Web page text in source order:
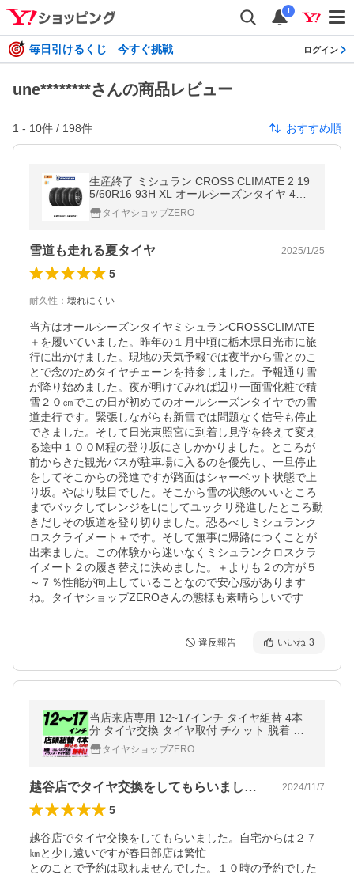
i
毎日引けるくじ 今すぐ挑戦 ログイン
une********さんの商品レビュー
1 - 10件 / 198件 おすすめ順
生産終了 ミシュラン CROSS CLIMATE 2 19
5/60R16 93H XL オールシーズンタイヤ 4本
セットタイヤショップZERO
雪道も走れる夏タイヤ 2025/1/25
5
耐久性 ： 壊れにくい
当方はオールシーズンタイヤミシュランCROSSCLIMATE
＋を履いていました。昨年の１月中頃に栃木県日光市に旅
行に出かけました。現地の天気予報では夜半から雪とのこ
とで念のためタイヤチェーンを持参しました。予報通り雪
が降り始めました。夜が明けてみれば辺り一面雪化粧で積
雪２０㎝でこの日が初めてのオールシーズンタイヤでの雪
道走行です。緊張しながらも新雪では問題なく信号も停止
できました。そして日光東照宮に到着し見学を終えて変え
る途中１００M程の登り坂にさしかかりました。ところが
前からきた観光バスが駐車場に入るのを優先し、一旦停止
をしてそこからの発進ですが路面はシャーベット状態で上
り坂。やはり駄目でした。そこから雪の状態のいいところ
までバックしてレンジをLにしてユックリ発進したところ動
きだしその坂道を登り切りました。恐るべしミシュランク
ロスクライメート＋です。そして無事に帰路につくことが
出来ました。この体験から迷いなくミシュランクロスクラ
イメート２の履き替えに決めました。＋よりも２の方が５
～７％性能が向上していることなので安心感があります
違反報告 いいね 3
当店来店専用 12~17インチ タイヤ組替 4本
分 タイヤ交換 タイヤ取付 チケット 脱着 ゴ
ムバルブ交換 バランス調整 タイヤ処分 コミ
コミタイヤショップZERO
越谷店でタイヤ交換をしてもらいました。… 2024/11/7
5
越谷店でタイヤ交換をしてもらいました。自宅からは２７
㎞と少し遠いですが春日部店は繁忙
とのことで予約は取れませんでした。１０時の予約でした